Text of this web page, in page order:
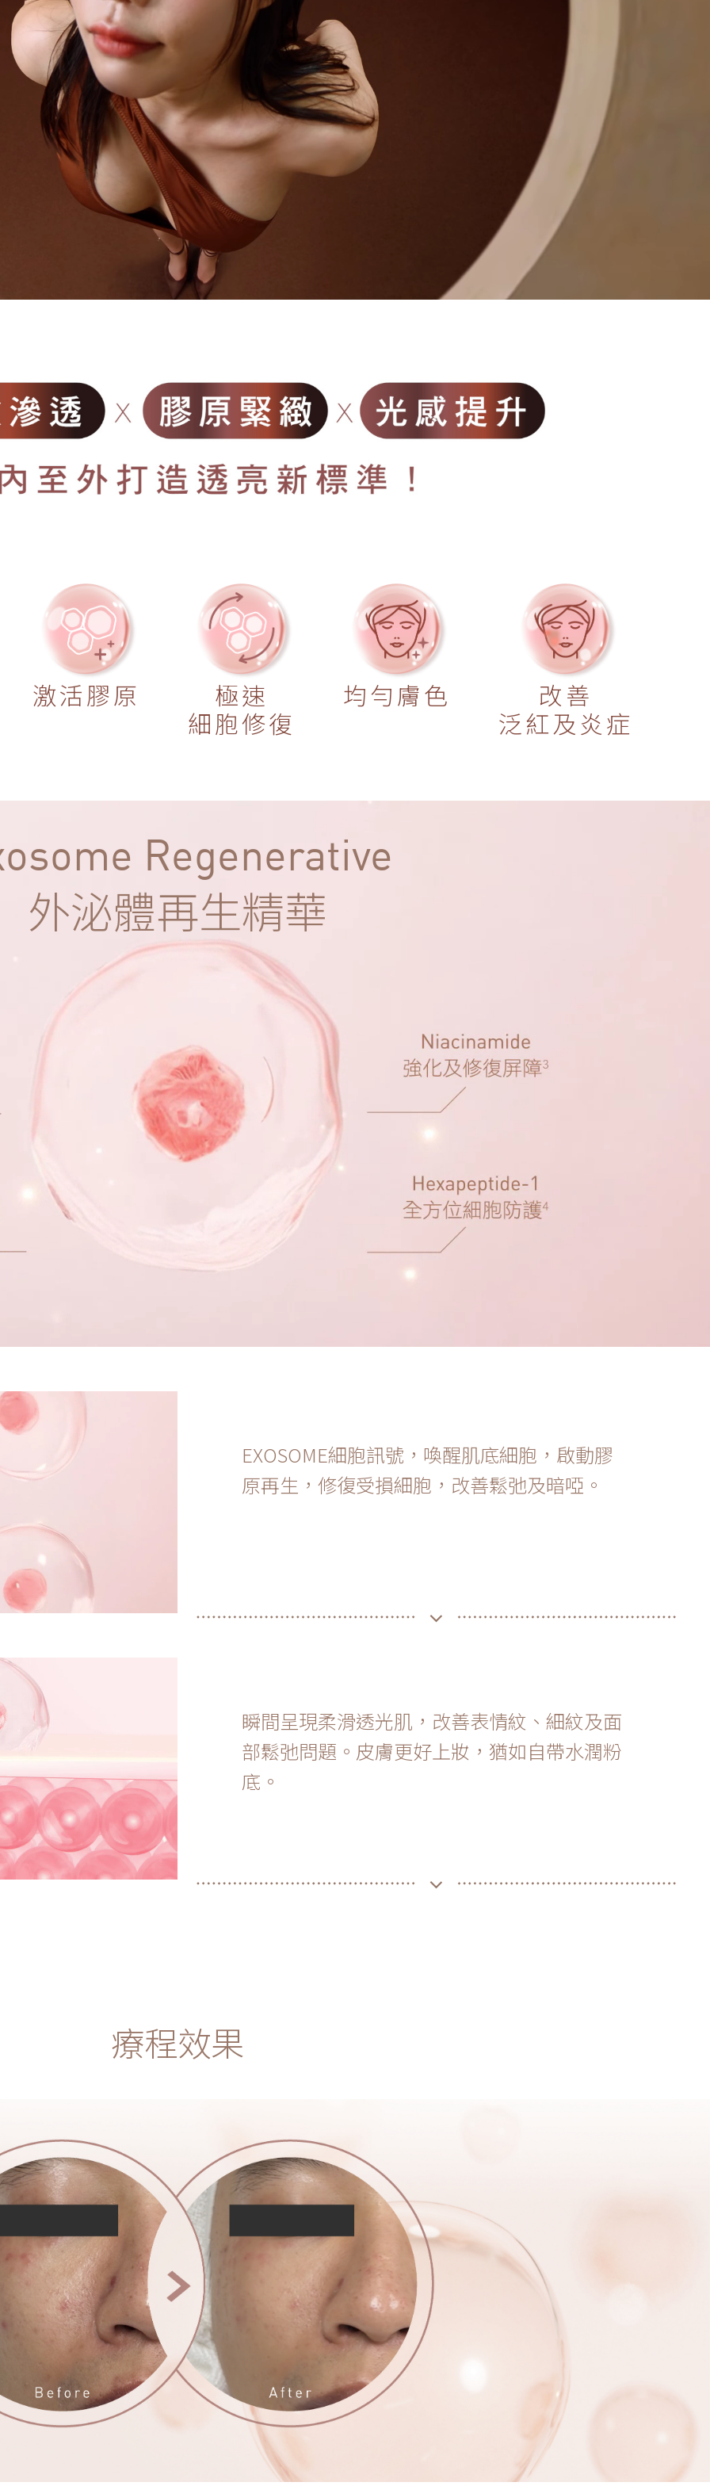
激活膠原
極速
細胞修復
均勻膚色
改善
泛紅及炎症
Regenerative
外泌體再生精華
EXOSOME細胞訊號，喚醒肌底細胞，啟動膠
原再生，修復受損細胞，改善鬆弛及暗啞。
瞬間呈現柔滑透光肌，改善表情紋、細紋及面
部鬆弛問題。皮膚更好上妝，猶如自帶水潤粉
底。
療程效果